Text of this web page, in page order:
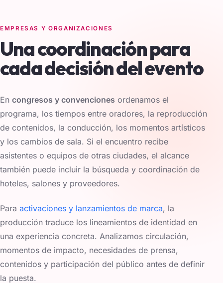
EMPRESAS Y ORGANIZACIONES
Una coordinación para
cada decisión del evento
En congresos y convenciones ordenamos el
programa, los tiempos entre oradores, la reproducción
de contenidos, la conducción, los momentos artísticos
y los cambios de sala. Si el encuentro recibe
asistentes o equipos de otras ciudades, el alcance
también puede incluir la búsqueda y coordinación de
hoteles, salones y proveedores.
Para activaciones y lanzamientos de marca, la
producción traduce los lineamientos de identidad en
una experiencia concreta. Analizamos circulación,
momentos de impacto, necesidades de prensa,
contenidos y participación del público antes de definir
la puesta.